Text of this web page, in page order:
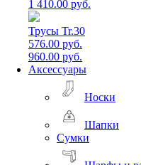
1 410.00 руб.
Трусы Tr.30
576.00 руб.
960.00 руб.
Аксессуары
Носки
Шапки
Сумки